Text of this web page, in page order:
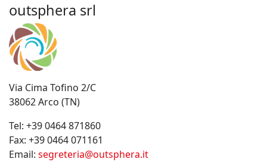
outsphera srl
Via Cima Tofino 2/C
38062 Arco (TN)
Tel: +39 0464 871860
Fax: +39 0464 071161
Email: segreteria@outsphera.it